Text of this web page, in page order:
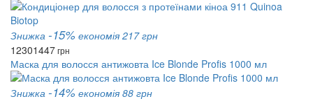
Знижка -15% економія 217 грн
12301447грн
Маска для волосся антижовта Ice Blonde Profis 1000 мл
Знижка -14% економія 88 грн